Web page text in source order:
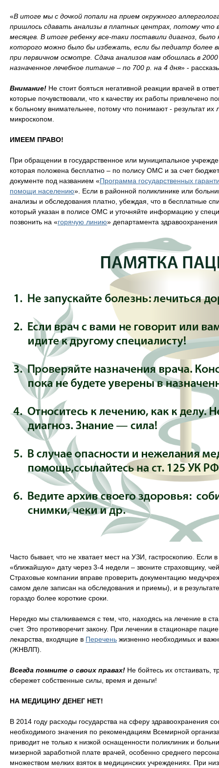
«В итоге мы с дочкой попали на прием окружного
пришлось сдавать анализы в платных центрах, потому что
месяцев. В итоге ребенку все-таки поставили диагноз, было
которого можно было бы избежать, если бы педиатр более
при первичном осмотре. Сдача анализов нам обошлась в
назначенное лечебное питание – по 700 р. на 4 дня» -
Внимание! Не стоит бояться негативной реакции врачей в
которые почувствовали, что к качеству их работы привлечено
к больному внимательнее, потому что понимают - результат их
микроскопом.
ИМЕЕМ ПРАВО!
При обращении в государственное или муниципальное
которая положена бесплатно – по полису ОМС и за счет
документе под названием «Программа государственных
помощи населению». Если в районной поликлинике или
анализы и обследования платно, убеждая, что в бесплатные
который указан в полисе ОМС и уточняйте информацию у
позвонить на «горячую линию» департамента
Часто бывает, что не хватает мест на УЗИ, гастроскопию. Если
«ближайшую» дату через 3-4 недели – звоните страховщику,
Страховые компании вправе проверить документацию
самом деле записан на обследования и приемы), и в
гораздо более короткие сроки.
Нередко мы сталкиваемся с тем, что, находясь на лечение в
счет. Это противоречит закону. При лечении в стационаре
лекарства, входящие в Перечень жизненно необходимых и
(ЖНВЛП).
Всегда помните о своих правах! Не бойтесь их отстаивать,
сбережет собственные силы, время и деньги!
НА МЕДИЦИНУ ДЕНЕГ НЕТ!
В 2014 году расходы государства на сферу здравоохранения
необходимого значения по рекомендациям Всемирной
приводит не только к низкой оснащенности поликлиник и
мизерной заработной плате врачей, особенно среднего
множеством мелких взяток в медицинских учреждениях. При